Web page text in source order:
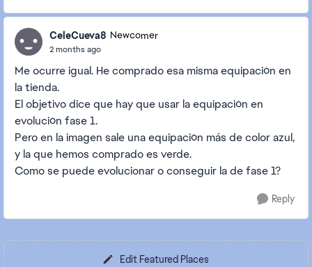
CeleCueva8 Newcomer
2 months ago
Me ocurre igual. He comprado esa misma equipación en
la tienda.
El objetivo dice que hay que usar la equipación en
evolución fase 1.
Pero en la imagen sale una equipación más de color azul,
y la que hemos comprado es verde.
Como se puede evolucionar o conseguir la de fase 1?
Reply
Edit Featured Places